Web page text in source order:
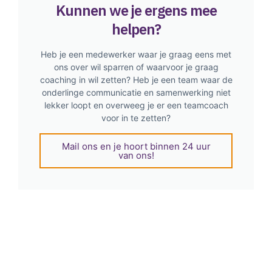
Kunnen we je ergens mee
helpen?
Heb je een medewerker waar je graag eens met
ons over wil sparren of waarvoor je graag
coaching in wil zetten? Heb je een team waar de
onderlinge communicatie en samenwerking niet
lekker loopt en overweeg je er een teamcoach
voor in te zetten?
Mail ons en je hoort binnen 24 uur
van ons!